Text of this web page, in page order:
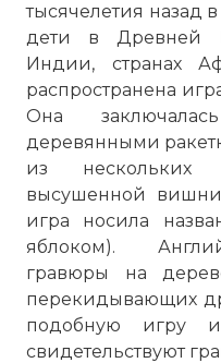
тысячелетия назад
дети в Древней
Индии, странах
распространена
Она
деревянными
из
высушенной
игра носила
яблоком).
гравюры на
перекидывающих
подобную игру
свидетельствуют